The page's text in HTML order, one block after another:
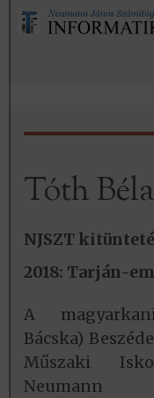
Tóth Béla
NJSZT
2018: Tarján-
A
Bácska)
Műszaki
Neumann